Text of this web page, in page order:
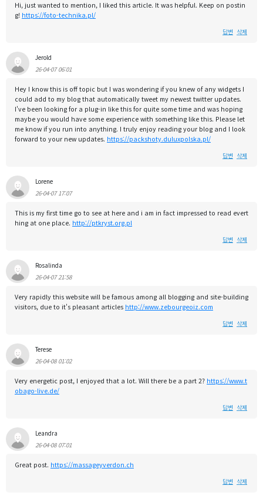
Hi, just wanted to mention, I liked this article. It was helpful. Keep on postin
g! https://foto-technika.pl/
답변 삭제
Jerold
26-04-07 06:01
Hey I know this is off topic but I was wondering if you knew of any widgets I
could add to my blog that automatically tweet my newest twitter updates.
I've been looking for a plug-in like this for quite some time and was hoping
maybe you would have some experience with something like this. Please let
me know if you run into anything. I truly enjoy reading your blog and I look
forward to your new updates. https://packshoty.duluxpolska.pl/
답변 삭제
Lorene
26-04-07 17:07
This is my first time go to see at here and i am in fact impressed to read evert
hing at one place. http://ptkryst.org.pl
답변 삭제
Rosalinda
26-04-07 21:58
Very rapidly this website will be famous among all blogging and site-building
visitors, due to it's pleasant articles http://www.zebourgeoiz.com
답변 삭제
Terese
26-04-08 01:02
Very energetic post, I enjoyed that a lot. Will there be a part 2? https://www.t
obago-live.de/
답변 삭제
Leandra
26-04-08 07:01
Great post. https://massageyverdon.ch
답변 삭제